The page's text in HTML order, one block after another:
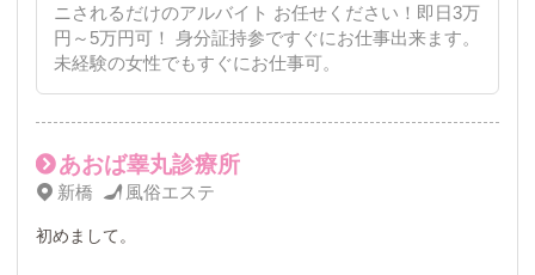
ニされるだけのアルバイト お任せください！即日3万
円～5万円可！ 身分証持参ですぐにお仕事出来ます。
未経験の女性でもすぐにお仕事可。
あおば睾丸診療所
新橋 風俗エステ
初めまして。